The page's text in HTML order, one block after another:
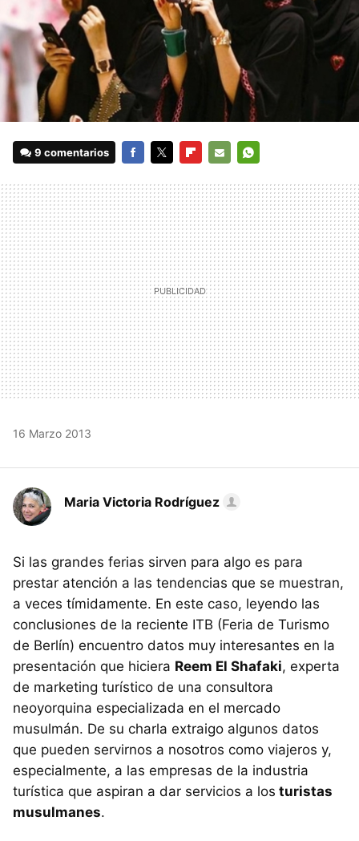
9 comentarios
MAIL
16 Marzo 2013
Maria Victoria Rodríguez
Si las grandes ferias sirven para algo es para
prestar atención a las tendencias que se muestran,
a veces tímidamente. En este caso, leyendo las
conclusiones de la reciente ITB (Feria de Turismo
de Berlín) encuentro datos muy interesantes en la
presentación que hiciera Reem El Shafaki, experta
de marketing turístico de una consultora
neoyorquina especializada en el mercado
musulmán. De su charla extraigo algunos datos
que pueden servirnos a nosotros como viajeros y,
especialmente, a las empresas de la industria
turística que aspiran a dar servicios a los turistas
musulmanes.